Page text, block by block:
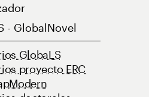
- GlobalNovel
GlobaLS
proyecto ERC